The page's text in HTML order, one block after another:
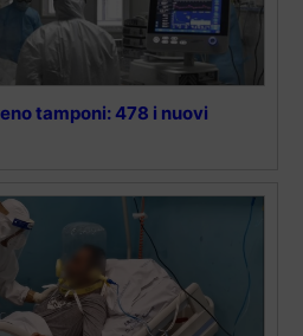
tamponi: 478 i nuovi